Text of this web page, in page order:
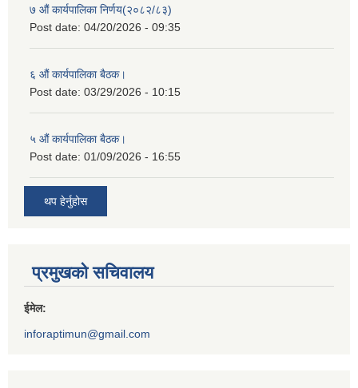
७ औं कार्यपालिका निर्णय(२०८२/८३)
Post date: 04/20/2026 - 09:35
६ औं कार्यपालिका बैठक।
Post date: 03/29/2026 - 10:15
५ औं कार्यपालिका बैठक।
Post date: 01/09/2026 - 16:55
थप हेर्नुहोस
प्रमुखको सचिवालय
ईमेल:
inforaptimun@gmail.com